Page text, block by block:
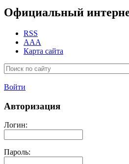
Официальный
RSS
AAA
Карта сайта
Войти
Авторизация
Логин:
Пароль: